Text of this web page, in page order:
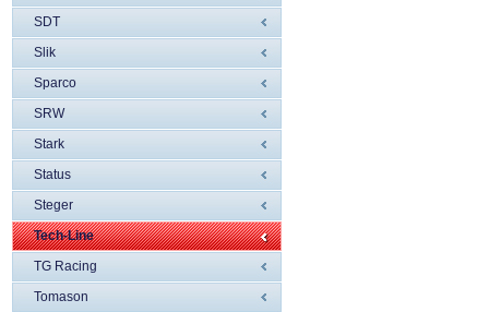
SDT
Slik
Sparco
SRW
Stark
Status
Steger
Tech-Line
TG Racing
Tomason